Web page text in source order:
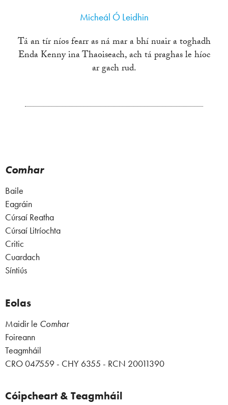
Micheál Ó Leidhin
Tá an tír níos fearr as ná mar a bhí nuair a toghadh
Enda Kenny ina Thaoiseach, ach tá praghas le híoc
ar gach rud.
Comhar
Baile
Eagráin
Cúrsaí Reatha
Cúrsaí Litríochta
Critic
Cuardach
Síntiús
Eolas
Maidir le Comhar
Foireann
Teagmháil
CRO 047559 - CHY 6355 - RCN 20011390
Cóipcheart & Teagmháil